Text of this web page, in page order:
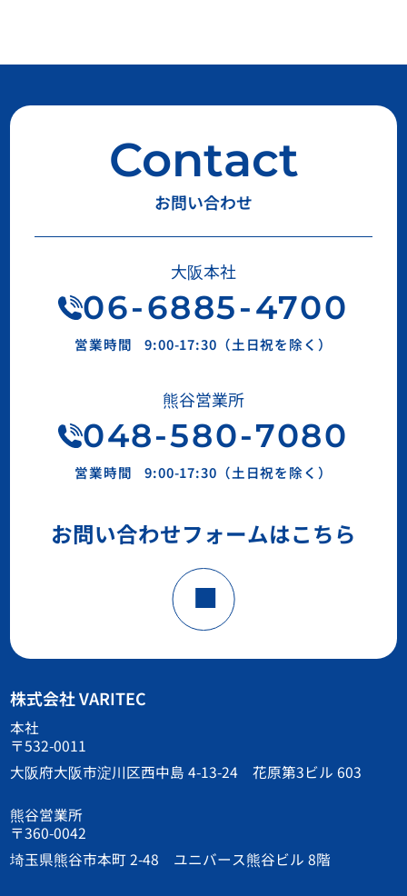
Contact
お問い合わせ
大阪本社
06-6885-4700
営業時間 9:00-17:30（土日祝を除く）
熊谷営業所
048-580-7080
営業時間 9:00-17:30（土日祝を除く）
お問い合わせフォームはこちら
株式会社 VARITEC
本社
〒532-0011
大阪府大阪市淀川区西中島 4-13-24 花原第3ビル 603
熊谷営業所
〒360-0042
埼玉県熊谷市本町 2-48 ユニバース熊谷ビル 8階